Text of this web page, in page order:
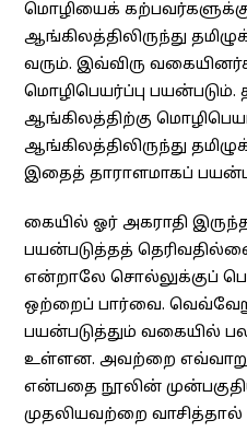
மொழியைக்
ஆங்கிலத்திலிருந்து
வரும். இவ்விரு
மொழிபெயர்ப்பு பயன்படும்.
ஆங்கிலத்திற்கு
ஆங்கிலத்திலிருந்து
இதைத் தாராளமாகப்
கையில் ஓர் அகராதி
பயன்படுத்தத்
என்றாலே சொல்லுக்குப்
ஒற்றைப் பார்வை.
பயன்படுத்தும் வகையில்
உள்ளன. அவற்றை எவ்வாறு
என்பதை நூலின்
முதலியவற்றை வாசித்தால்